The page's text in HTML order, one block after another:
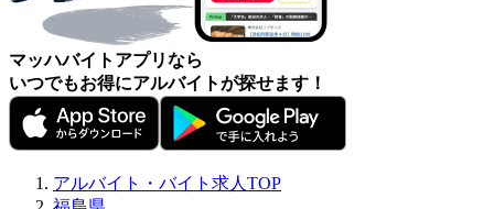
マッハバイトアプリなら
いつでもお得にアルバイトが探せます！
アルバイト・バイト求人TOP